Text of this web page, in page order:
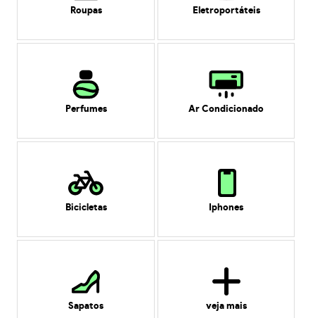
Roupas Eletroportáteis
Perfumes Ar Condicionado
Bicicletas Iphones
Sapatos veja mais